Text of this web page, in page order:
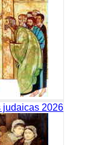
judaicas 2026